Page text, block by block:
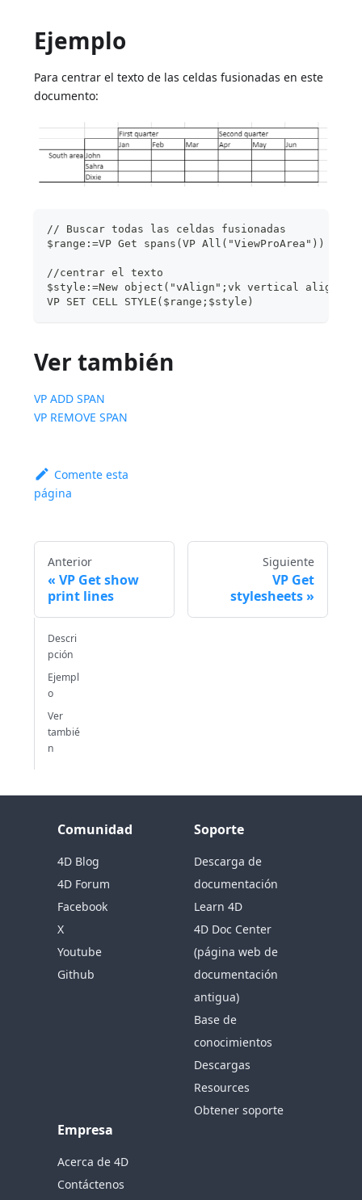
Ejemplo
Para centrar el texto de las celdas fusionadas en este
documento:
// Buscar todas las celdas fusionadas
$range:=VP Get spans(VP All("ViewProArea"))
//centrar el texto
$style:=New object("vAlign";vk vertical align
VP SET CELL STYLE($range;$style)
Ver también
VP ADD SPAN
VP REMOVE SPAN
Comente esta
página
Anterior
VP Get show
print lines
Siguiente
VP Get
stylesheets
Descri
pción
Ejempl
o
Ver
tambié
n
Comunidad
4D Blog
4D Forum
Facebook
X
Youtube
Github
Soporte
Descarga de
documentación
Learn 4D
4D Doc Center
(página web de
documentación
antigua)
Base de
conocimientos
Descargas
Resources
Obtener soporte
Empresa
Acerca de 4D
Contáctenos